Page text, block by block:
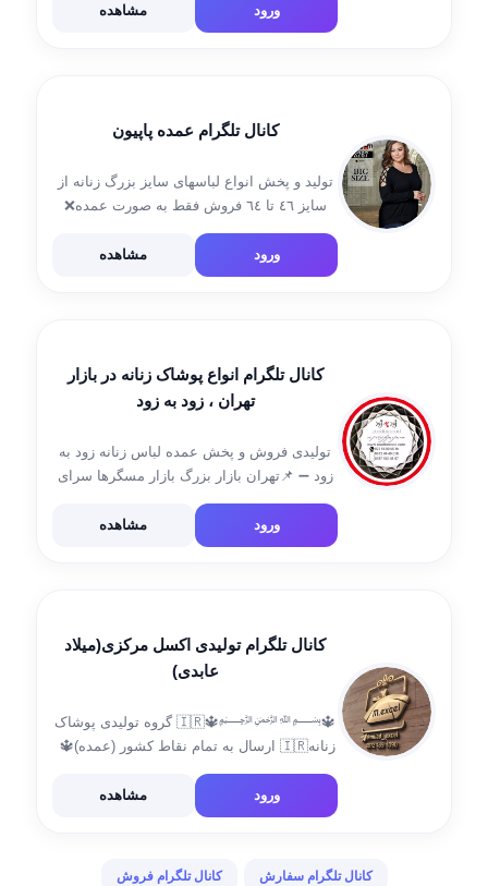
بست اول/پلاك٤ واحد٤ ‏TEL:09122584784
09121549223 ثبت سفارش👇
ورود مشاهده
کانال تلگرام عمده پاپیون
توليد و پخش انواع لباسهاى سايز بزرگ زنانه از
سايز ٤٦ تا ٦٤ فروش فقط به صورت عمده❌
@ipek_turkey سايت آنلاين فروش👇
www.papyonco.com
ورود مشاهده
کانال تلگرام انواع پوشاک زنانه در بازار
تهران ، زود به زود
تولیدی فروش و پخش عمده لباس زنانه زود به
زود ➖ 📌تهران بازار بزرگ بازار مسگرها سرای
است⭕❎ ➖ 🟢 zoodbezood.com 👈 استعلام
موجودی و ثبت فوری […]
ورود مشاهده
کانال تلگرام تولیدی اکسل مرکزی(میلاد
عابدی)
🔱﷽🔱🇮🇷 گروه تولیدی پوشاک
0912-439-1090 @miladexcel 021-66401870
ورود مشاهده
کانال تلگرام سفارش کانال تلگرام فروش